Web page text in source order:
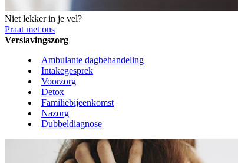
Niet lekker in je vel?
Praat met ons
Verslavingszorg
Ambulante dagbehandeling
Intakegesprek
Voorzorg
Detox
Familiebijeenkomst
Nazorg
Dubbeldiagnose